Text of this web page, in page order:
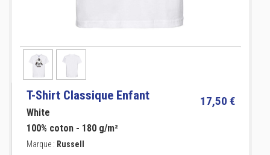
T-Shirt Classique Enfant 17,50 €
White
100% coton - 180 g/m²
Marque : Russell